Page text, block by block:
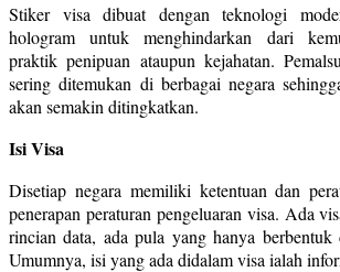
Stiker visa dibuat dengan teknologi
hologram untuk menghindarkan dari
praktik penipuan ataupun kejahatan.
sering ditemukan di berbagai negara
akan semakin ditingkatkan.
Isi Visa
Disetiap negara memiliki ketentuan dan
penerapan peraturan pengeluaran visa. Ada
rincian data, ada pula yang hanya berbentuk
Umumnya, isi yang ada didalam visa ialah